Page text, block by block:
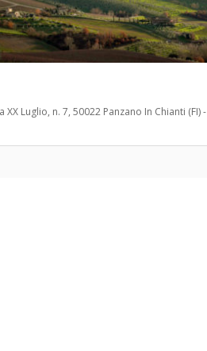
Luglio, n. 7, 50022 Panzano In Chianti (FI) -